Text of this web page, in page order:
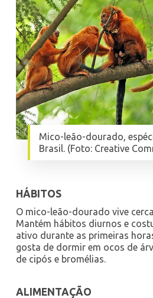
Mico-leão-dourado,
Brasil. (Foto: Creative
HÁBITOS
O mico-leão-dourado vive
Mantém hábitos diurnos e
ativo durante as primeiras
gosta de dormir em ocos de
de cipós e bromélias.
ALIMENTAÇÃO